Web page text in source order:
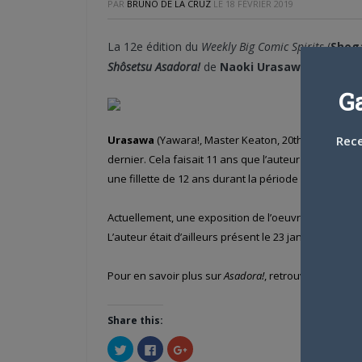
PAR BRUNO DE LA CRUZ LE 18 FÉVRIER 2019
La 12e édition du Weekly Big Comic Spirits(
Shôsetsu Asadora! de Naoki Urasawa
Urasawa (Yawara!, Master Keaton, 20th Century
dernier. Cela faisait 11 ans que l’auteur n’y avait
une fillette de 12 ans durant la période de l’après
Actuellement, une exposition de l’oeuvre de
L’auteur était d’ailleurs présent le 23 janvier.
Pour en savoir plus surAsadora!, retrouvez
Share this:
Cliquez
pour
Cliquez
pour
Cliquez
pour